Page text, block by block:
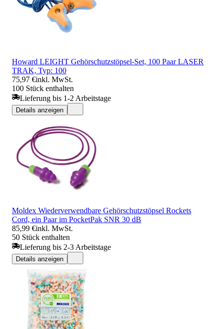
Howard LEIGHT Gehörschutzstöpsel-Set, 100 Paar LASER
TRAK, Typ: 100
75,97 €inkl. MwSt.
100 Stück enthalten
Lieferung bis 1-2 Arbeitstage
Details anzeigen
Moldex Wiederverwendbare Gehörschutzstöpsel Rockets
Cord, ein Paar im PocketPak SNR 30 dB
85,99 €inkl. MwSt.
50 Stück enthalten
Lieferung bis 2-3 Arbeitstage
Details anzeigen